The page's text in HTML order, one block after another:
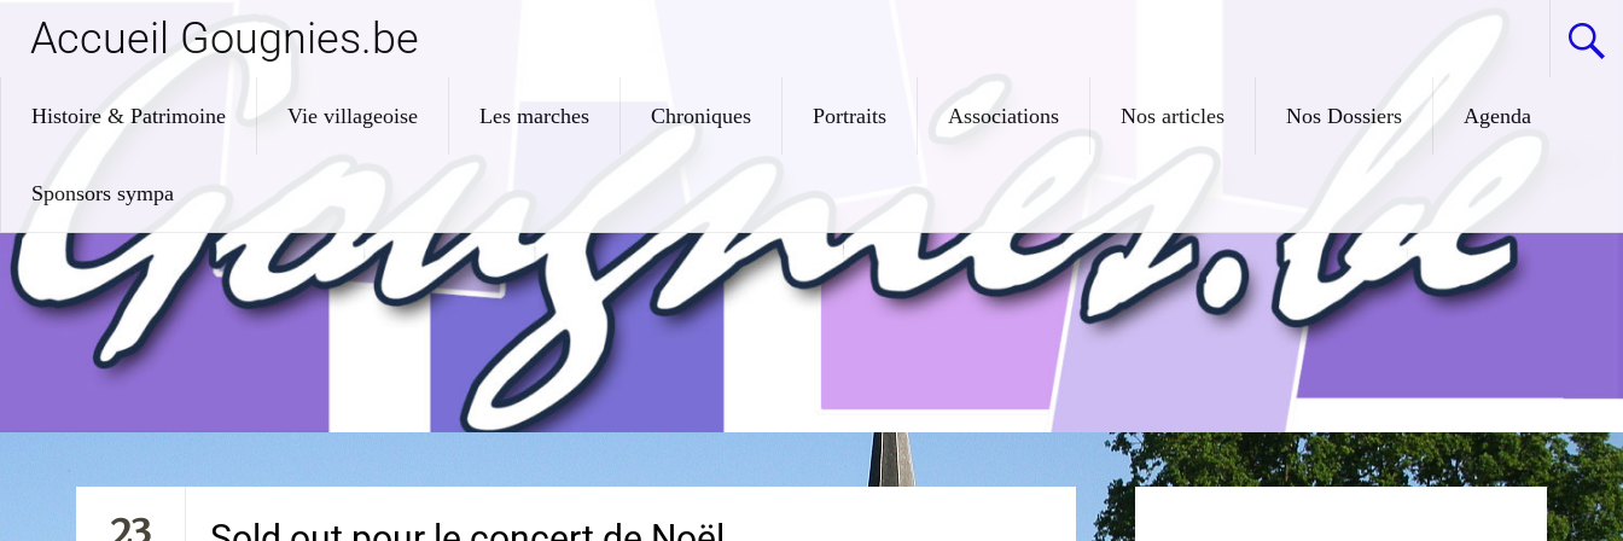
Accueil Gougnies.be
Histoire & Patrimoine Vie villageoise Les marches Chroniques Portraits Associations Nos articles Nos Dossiers Agenda
Sponsors sympa